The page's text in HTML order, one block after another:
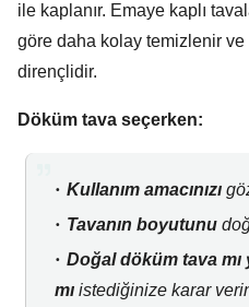
ile kaplanır. Emaye kaplı
göre daha kolay temizlenir ve
dirençlidir.
Döküm tava seçerken:
Kullanım amacınızı
Tavanın boyutunu
Doğal döküm tava mı
mıistediğinize karar